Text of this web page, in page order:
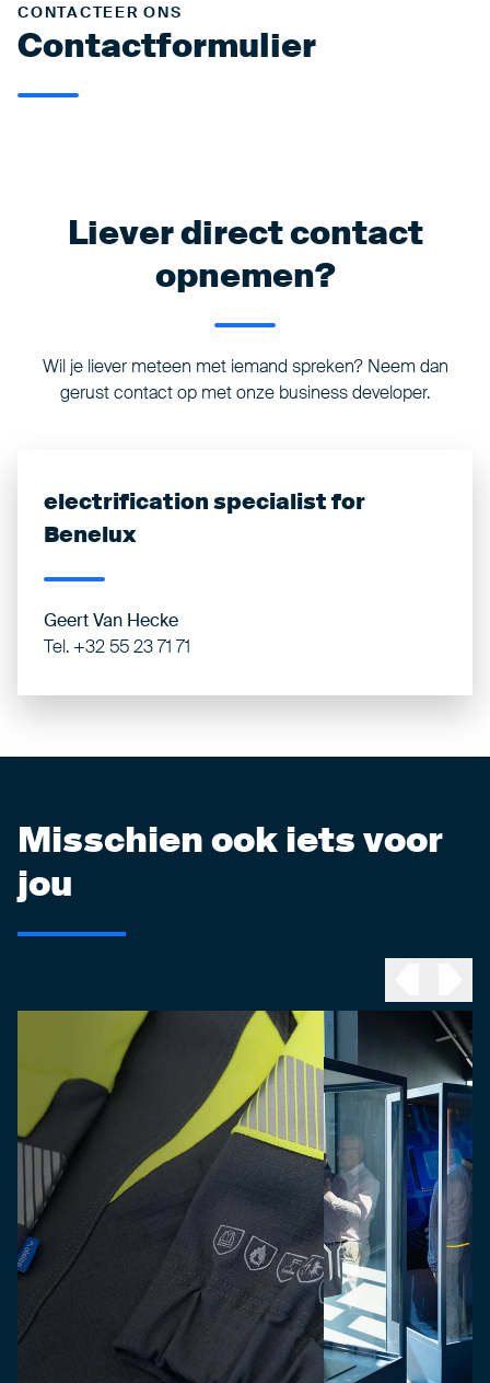
CONTACTEER ONS
Contactformulier
Liever direct contact
opnemen?
Wil je liever meteen met iemand spreken? Neem dan
gerust contact op met onze business developer.
electrification specialist for
Benelux
Geert Van Hecke
Tel. +32 55 23 71 71
Misschien ook iets voor
jou